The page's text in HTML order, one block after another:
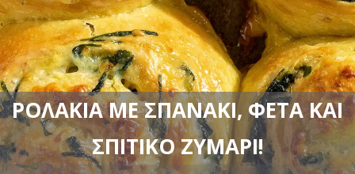
ΡΟΛΆΚΙΑ ΜΕ ΣΠΑΝΆΚΙ, ΦΈΤΑ ΚΑΙ
ΣΠΙΤΙΚΌ ΖΥΜΆΡΙ!